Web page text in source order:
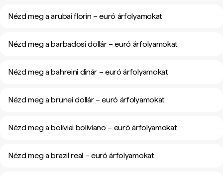
Nézd meg a arubai florin – euró árfolyamokat
Nézd meg a barbadosi dollár – euró árfolyamokat
Nézd meg a bahreini dinár – euró árfolyamokat
Nézd meg a brunei dollár – euró árfolyamokat
Nézd meg a bolíviai boliviano – euró árfolyamokat
Nézd meg a brazil real – euró árfolyamokat